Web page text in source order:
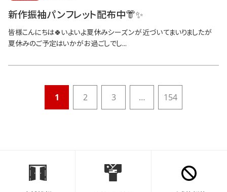
新作振袖パンフレット配布中👘✨
皆様こんにちは🍀いよいよ夏休みシーズンが近づいてまいりましたが
夏休みのご予定はいかがお過ごしでし...
1 2 3 … 154